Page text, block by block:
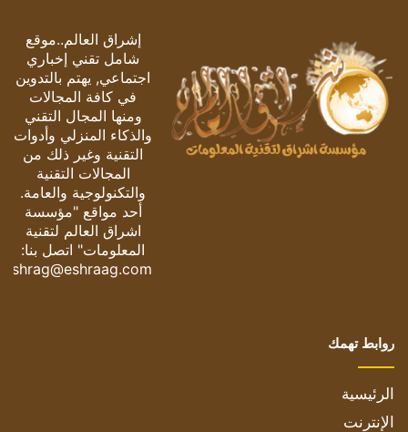
إشراق العالم..موقع
شامل تقني إخباري
اجتماعي, يهتم بالتدوين
في كافة المجالات
ومنها المجال التقني
والذكاء المنزلي وأدوات
التقنية وغير ذلك من
المجالات التقنية
والتكنولوجية والعامة.
أحد مواقع "مؤسسة
اشراق العالم لتقنية
المعلومات" اتصل بنا:
eshrag@eshraag.com
روابط تهمك
الرئيسية
الإنترنت